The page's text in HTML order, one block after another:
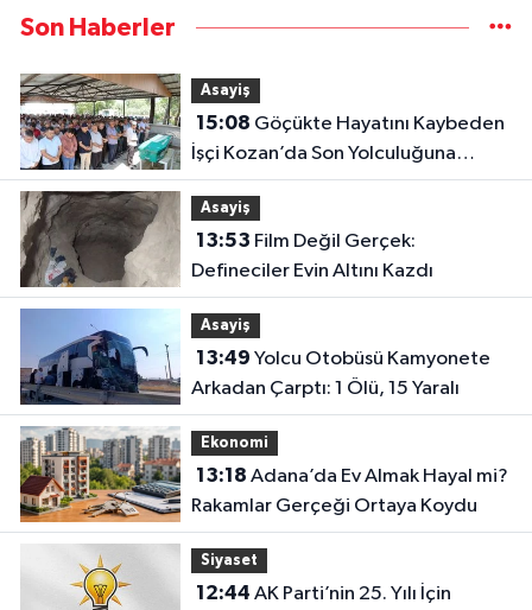
Son Haberler
Asayiş
15:08
İşçi Kozan’da Son Yolculuğuna
Uğurlandı
Asayiş
13:53
Defineciler Evin Altını Kazdı
Asayiş
13:49
Arkadan Çarptı: 1 Ölü, 15 Yaralı
Ekonomi
13:18
Rakamlar Gerçeği Ortaya Koydu
Siyaset
12:44